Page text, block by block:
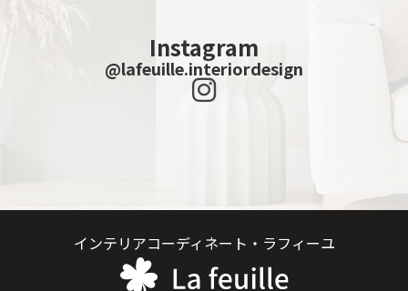
Instagram
@lafeuille.interiordesign
インテリアコーディネート・ラフィーユ